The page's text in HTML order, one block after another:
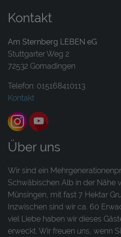
Kontakt
Am Sternberg LEBEN eG
Stuttgarter Weg 2
72532 Gomadingen
Telefon: 015168410113
Kontakt
Über uns
Wir sind ein
Schwäbischen Alb in der Nähe
Münsingen, mit fast 7 Hektar
Inzwischen sind wir ca. 60
viel Liebe haben wir dieses
erweckt. Wir freuen uns, wenn